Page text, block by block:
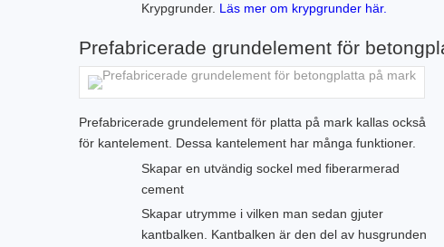
Krypgrunder. Läs mer om krypgrunder här.
Prefabricerade grundelement för
Prefabricerade grundelement för platta på mark kallas också
för kantelement. Dessa kantelement har många funktioner.
Skapar en utvändig sockel med fiberarmerad
cement
Skapar utrymme i vilken man sedan gjuter
kantbalken. Kantbalken är den del av husgrunden